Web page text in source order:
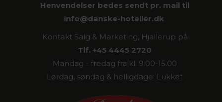
Henvendelser bedes sendt pr. mail til
info@danske-hoteller.dk
Kontakt Salg & Marketing, Hjallerup på
Tlf. +45 4445 2720
Mandag - fredag fra kl. 9.00-15.00
Lørdag, søndag & helligdage: Lukket